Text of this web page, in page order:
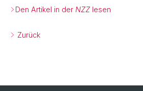
Den Artikel in der NZZ lesen
Zurück